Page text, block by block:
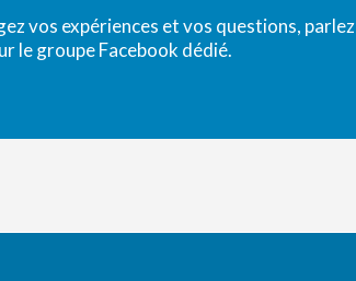
vos expériences et vos questions, parlez
le groupe Facebook dédié.